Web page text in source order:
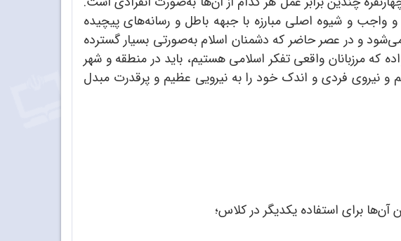
واجب و شیوه اصلی مبارزه با جبهه باطل و رسانه‌های پیچیده
و در عصر حاضر که دشمنان اسلام به‌صورتی بسیار گسترده
که مرزبانان واقعی تفکر اسلامی هستیم، باید در منطقه و شهر
فردی و اندک خود را به نیرویی عظیم و پرقدرت مبدل